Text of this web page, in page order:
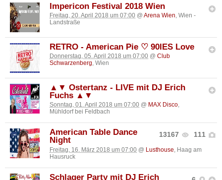
Impericon Festival 2018 Wien
Freitag, 20. April 2018 um 07:00 @ Arena Wien, Wien -
Landstraße
RETRO - American Pie ♡ 90IES Love
Donnerstag, 05. April 2018 um 07:00 @ Club
Schwarzenberg, Wien
▲▼ Ostertanz - LIVE mit DJ Erich
Fuchs ▲▼
Sonntag, 01. April 2018 um 07:00 @ MAX Disco,
Mühldorf bei Feldbach
13167 111
American Table Dance
Night
Freitag, 16. März 2018 um 07:00 @ Lusthouse , Haag am
Hausruck
Schlager Party mit DJ Erich